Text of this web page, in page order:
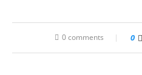
0 comments 0